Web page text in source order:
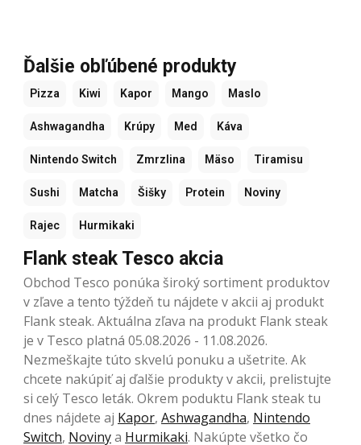
Ďalšie obľúbené produkty
Pizza Kiwi Kapor Mango Maslo
Ashwagandha Krúpy Med Káva
Nintendo Switch Zmrzlina Mäso Tiramisu
Sushi Matcha Šišky Protein Noviny
Rajec Hurmikaki
Flank steak Tesco akcia
Obchod Tesco ponúka široký sortiment produktov
v zľave a tento týždeň tu nájdete v akcii aj produkt
Flank steak. Aktuálna zľava na produkt Flank steak
je v Tesco platná 05.08.2026 - 11.08.2026.
Nezmeškajte túto skvelú ponuku a ušetrite. Ak
chcete nakúpiť aj ďalšie produkty v akcii, prelistujte
si celý Tesco leták. Okrem poduktu Flank steak tu
dnes nájdete aj Kapor, Ashwagandha, Nintendo
Switch, Novinya Hurmikaki. Nakúpte všetko čo